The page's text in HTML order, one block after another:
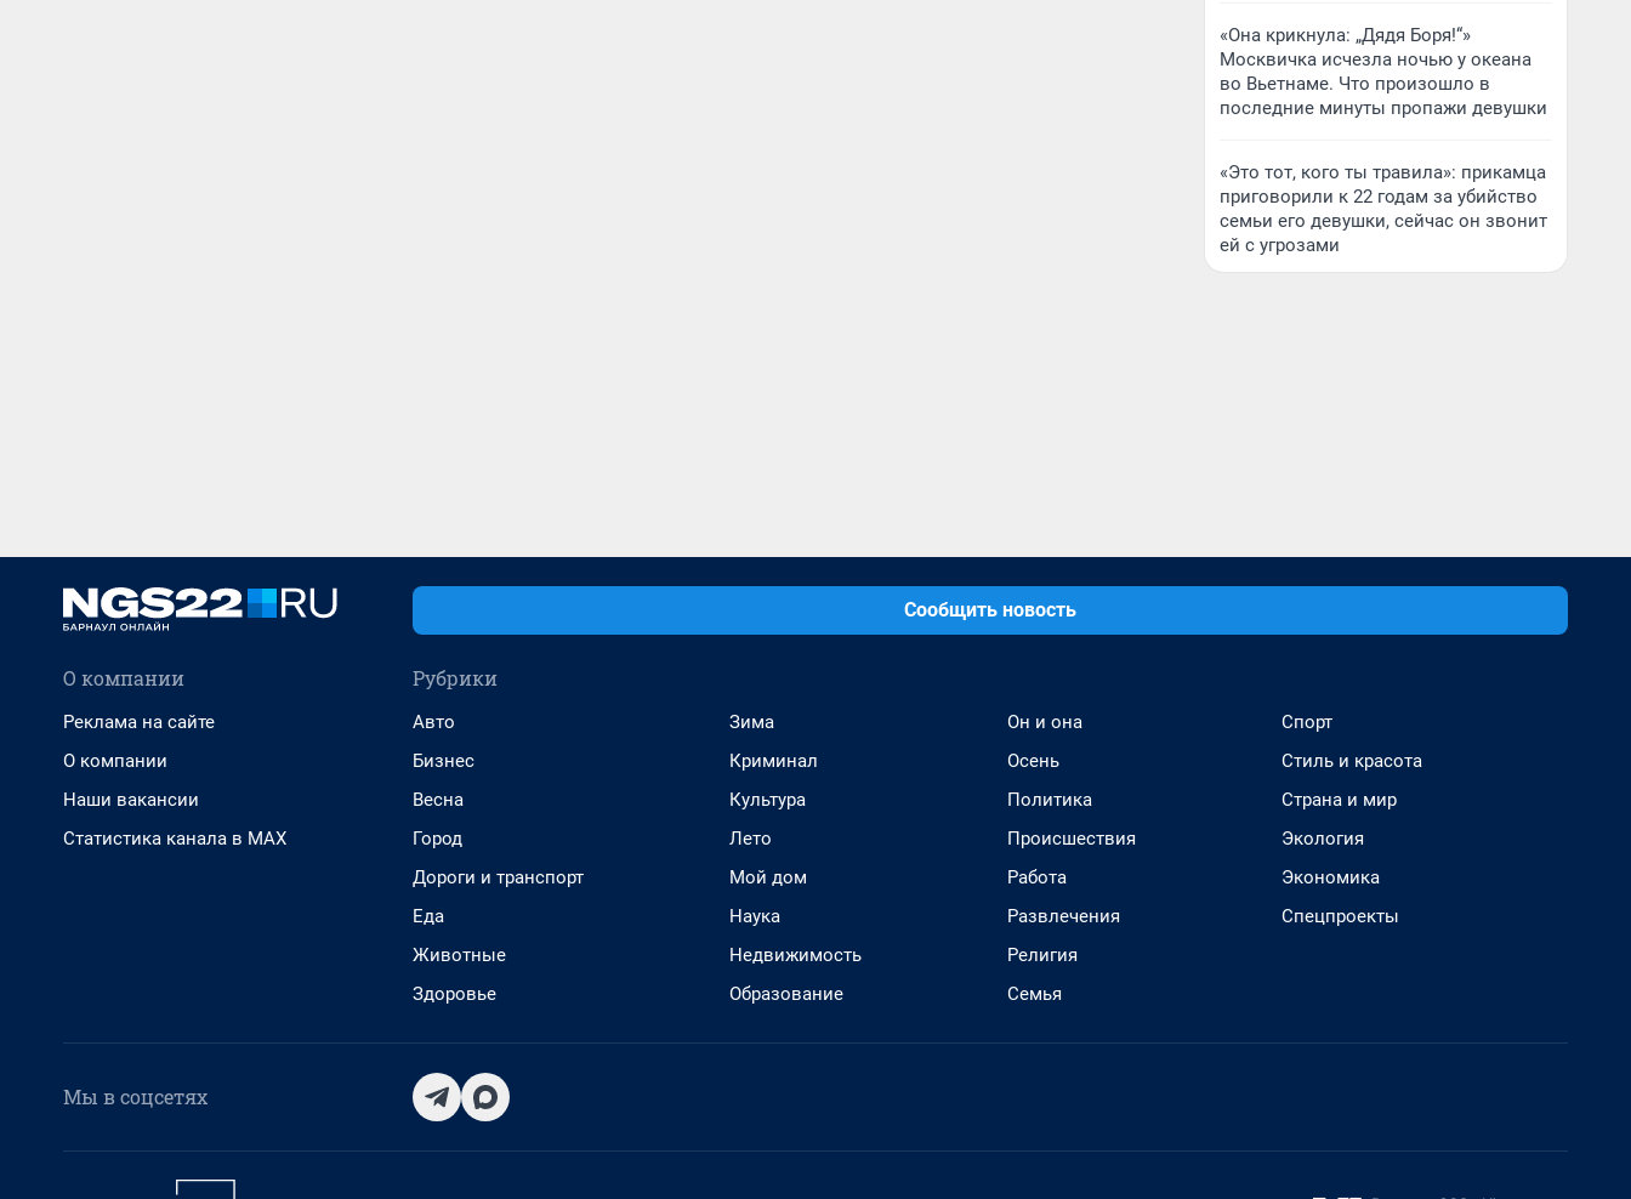
«Она крикнула: „Дядя Боря!“»
Москвичка исчезла ночью у океана
во Вьетнаме. Что произошло в
последние минуты пропажи девушки
«Это тот, кого ты травила»: прикамца
приговорили к 22 годам за убийство
семьи его девушки, сейчас он звонит
ей с угрозами
Сообщить новость
О компании
Реклама на сайте
О компании
Наши вакансии
Статистика канала в MAX
Рубрики
Авто
Бизнес
Весна
Город
Дороги и транспорт
Еда
Животные
Здоровье
Зима
Криминал
Культура
Лето
Мой дом
Наука
Недвижимость
Образование
Он и она
Осень
Политика
Происшествия
Работа
Развлечения
Религия
Семья
Спорт
Стиль и красота
Страна и мир
Экология
Экономика
Спецпроекты
Мы в соцсетях